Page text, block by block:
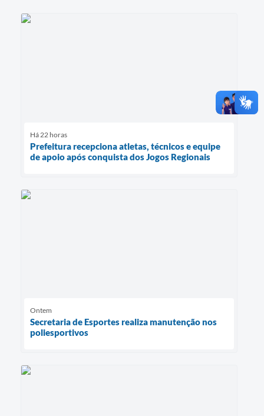
Há 22 horas
Prefeitura recepciona atletas, técnicos e equipe
de apoio após conquista dos Jogos Regionais
Ontem
Secretaria de Esportes realiza manutenção nos
poliesportivos